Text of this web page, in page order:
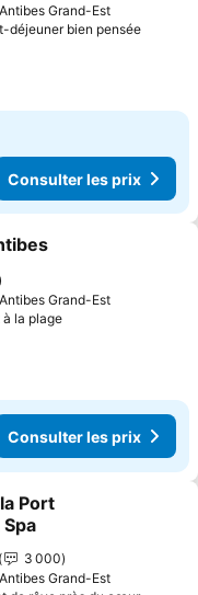
Grand-Est
déjeuner bien pensée
Consulter les prix
mes favoris
Grand-Est
la plageConsulter les
Consulter les prix
mes favoris
Port
prix
3 000
Grand-Est